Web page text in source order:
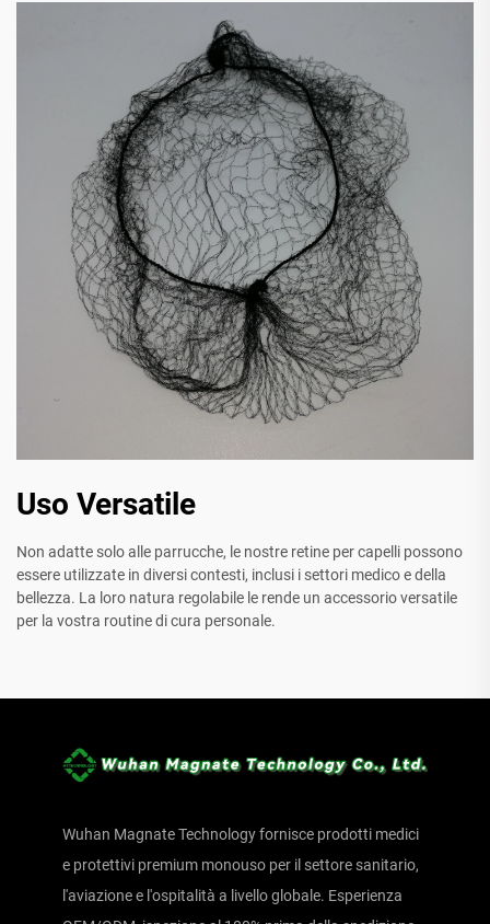
Uso Versatile
Non adatte solo alle parrucche, le nostre retine per capelli possono
essere utilizzate in diversi contesti, inclusi i settori medico e della
bellezza. La loro natura regolabile le rende un accessorio versatile
per la vostra routine di cura personale.
Wuhan Magnate Technology fornisce prodotti medici
e protettivi premium monouso per il settore sanitario,
l'aviazione e l'ospitalità a livello globale. Esperienza